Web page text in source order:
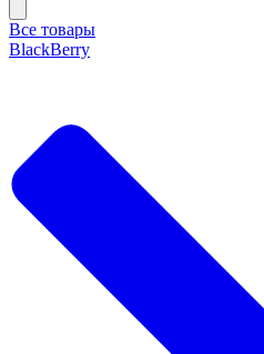
Все товары
BlackBerry